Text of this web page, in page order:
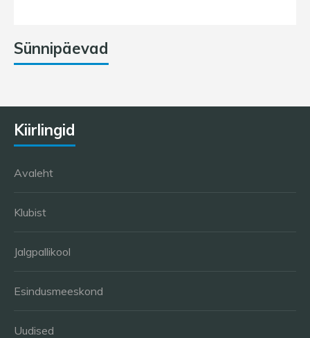
Sünnipäevad
Kiirlingid
Avaleht
Klubist
Jalgpallikool
Esindusmeeskond
Uudised